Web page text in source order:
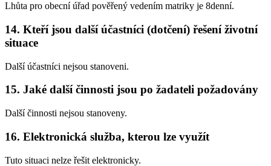
Lhůta pro obecní úřad pověřený vedením matriky je 8denní.
14. Kteří jsou další účastníci (dotčení) řešení životní
situace
Další účastníci nejsou stanoveni.
15. Jaké další činnosti jsou po žadateli požadovány
Další činnosti nejsou stanoveny.
16. Elektronická služba, kterou lze využít
Tuto situaci nelze řešit elektronicky.